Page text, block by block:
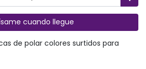
cuando llegue
de polar colores surtidos para